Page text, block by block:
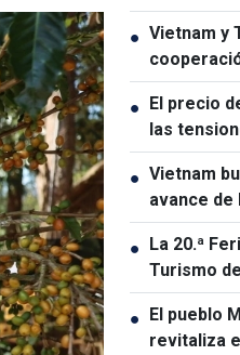
● Vietnam y
● El precio
las
● Vietnam
avance de
Cumbre
● La 20.ª
Turismo
será la
● El pueblo
revitaliza